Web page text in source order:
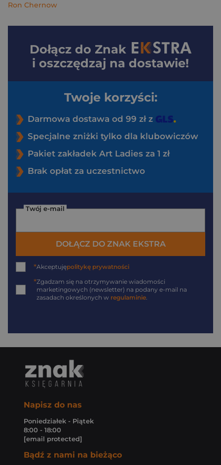
Ron Chernow
Dołącz do Znak
i oszczędzaj na dostawie!
Twoje korzyści:
Darmowa dostawa od 99 zł z
Specjalne zniżki tylko dla klubowiczów
Pakiet zakładek Art Ladies za 1 zł
Brak opłat za uczestnictwo
Twój e-mail
DOŁĄCZ DO ZNAK EKSTRA
*Akceptujępolitykę prywatności
*Zgadzam się na otrzymywanie wiadomości
marketingowych (newsletter) na podany e-mail na
zasadach określonych w regulaminie.
Napisz do nas
Poniedziałek - Piątek
8:00 - 18:00
[email protected]
Bądź z nami na bieżąco